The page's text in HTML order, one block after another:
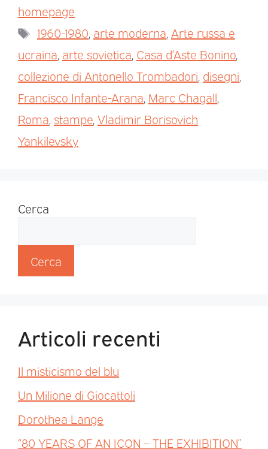
homepage
1960-1980, arte moderna, Arte russa e
ucraina, arte sovietica, Casa d’Aste Bonino,
collezione di Antonello Trombadori, disegni,
Francisco Infante-Arana, Marc Chagall,
Roma,stampe,Vladimir Borisovich
Yankilevsky
Cerca
Cerca
Articoli recenti
Il misticismo del blu
Un Milione di Giocattoli
Dorothea Lange
“80 YEARS OF AN ICON – THE EXHIBITION”